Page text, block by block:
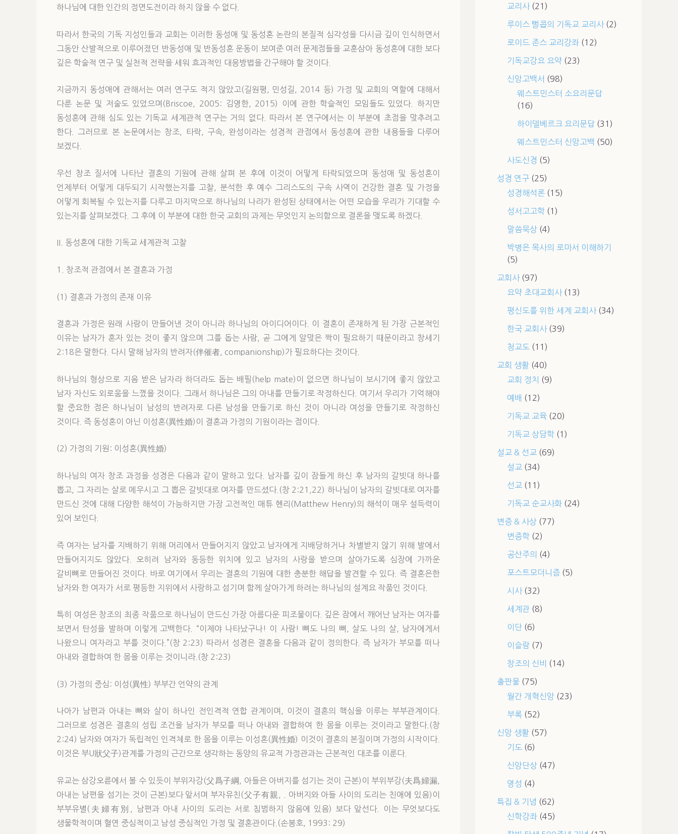
하나님에 대한 인간의 정면도전이라 하지 않을 수 없다.
따라서 한국의 기독 지성인들과 교회는 이러한 동성애 및 동성혼 논란의 본질적 심각성을 다시금 깊이 인식하면서
그동안 산발적으로 이루어졌던 반동성애 및 반동성혼 운동이 보여준 여러 문제점들을 교훈삼아 동성혼에 대한 보다
깊은 학술적 연구 및 실천적 전략을 세워 효과적인 대응방법을 간구해야 할 것이다.
지금까지 동성애에 관해서는 여러 연구도 적지 않았고(길원평, 민성길, 2014 등) 가정 및 교회의 역할에 대해서
다룬 논문 및 저술도 있었으며(Briscoe, 2005: 김영한, 2015) 이에 관한 학슬적인 모임들도 있었다. 하지만
동성혼에 관해 심도 있는 기독교 세계관적 연구는 거의 없다. 따라서 본 연구에서는 이 부분에 초점을 맞추려고
한다. 그러므로 본 논문에서는 창조, 타락, 구속, 완성이라는 성경적 관점에서 동성혼에 관한 내용들을 다루어
보겠다.
우선 창조 질서에 나타난 결혼의 기원에 관해 살펴 본 후에 이것이 어떻게 타락되었으며 동성애 및 동성혼이
언제부터 어떻게 대두되기 시작했는지를 고찰, 분석한 후 예수 그리스도의 구속 사역이 건강한 결혼 및 가정을
어떻게 회복될 수 있는지를 다루고 마지막으로 하나님의 나라가 완성된 상태에서는 어떤 모습을 우리가 기대할 수
있는지를 살펴보겠다. 그 후에 이 부분에 대한 한국 교회의 과제는 무엇인지 논의함으로 결론을 맺도록 하겠다.
II. 동성혼에 대한 기독교 세계관적 고찰
1. 창조적 관점에서 본 결혼과 가정
(1) 결혼과 가정의 존재 이유
결혼과 가정은 원래 사람이 만들어낸 것이 아니라 하나님의 아이디어이다. 이 결혼이 존재하게 된 가장 근본적인
이유는 남자가 혼자 있는 것이 좋지 않으며 그를 돕는 사람, 곧 그에게 알맞은 짝이 필요하기 때문이라고 창세기
2:18은 말한다. 다시 말해 남자의 반려자(伴催者, companionship)가 필요하다는 것이다.
하나님의 형상으로 지음 받은 남자라 하더라도 돕는 배필(help mate)이 없으면 하나님이 보시기에 좋지 않았고
남자 자신도 외로움을 느꼈을 것이다. 그래서 하나님은 그의 아내를 만들기로 작정하신다. 여기서 우리가 기억해야
할 중요한 점은 하나님이 남성의 반려자로 다른 남성을 만들기로 하신 것이 아니라 여성을 만들기로 작정하신
것이다. 즉 동성혼이 아닌 이성혼(異性婚)이 결혼과 가정의 기원이라는 점이다.
(2) 가정의 기원: 이성혼(異性婚)
하나님의 여자 창조 과정을 성경은 다음과 같이 말하고 있다. 남자를 깊이 잠들게 하신 후 남자의 갈빗대 하나를
뽑고, 그 자리는 살로 메우시고 그 뽑은 갈빗대로 여자를 만드셨다.(창 2:21,22) 하나님이 남자의 갈빗대로 여자를
만드신 것에 대해 다양한 해석이 가능하지만 가장 고전적인 매튜 헨리(Matthew Henry)의 해석이 매우 설득력이
있어 보인다.
즉 여자는 남자를 지배하기 위해 머리에서 만들어지지 않았고 남자에게 지배당하거나 차별받지 않기 위해 발에서
만들어지지도 않았다. 오히려 남자와 동등한 위치에 있고 남자의 사랑을 받으며 살아가도록 심장에 가까운
갈비뼈로 만들어진 것이다. 바로 여기에서 우리는 결혼의 기원에 대한 충분한 해답을 발견할 수 있다. 즉 결혼은한
남자와 한 여자가 서로 평등한 지위에서 사랑하고 섬기며 함께 살아가게 하려는 하나님의 설계요 작품인 것이다.
특히 여성은 창조의 최종 작품으로 하나님이 만드신 가장 아름다운 피조물이다. 깊은 잠에서 깨어난 남자는 여자를
보면서 탄성을 발하며 이렇게 고백한다. “이제야 나타났구나! 이 사람! 뼈도 나의 뼈, 살도 나의 살, 남자에게서
나왔으니 여자라고 부를 것이다.”(창 2:23) 따라서 성경은 결혼을 다음과 같이 정의한다. 즉 남자가 부모를 떠나
아내와 결합하여 한 몸을 이루는 것이니라.(창 2:23)
(3) 가정의 중심: 이성(異性) 부부간 언약의 관계
나아가 남편과 아내는 뼈와 살이 하나인 전인격적 연합 관계이며, 이것이 결혼의 핵심을 이루는 부부관계이다.
그러므로 성경은 결혼의 성립 조건을 남자가 부모를 떠나 아내와 결합하여 한 몸을 이루는 것이라고 말한다.(창
2:24) 남자와 여자가 독립적인 인격체로 한 몸을 이루는 이성혼(異性婚) 이것이 결혼의 본질이며 가정의 시작이다.
이것은 부U狀父子)관계를 가정의 근간으로 생각하는 동양의 유교적 가정관과는 근본적인 대조를 이룬다.
유교는 삼강오륜에서 볼 수 있듯이 부위자강(父爲子綱, 아들은 아버지를 섬기는 것이 근본)이 부위부강(夫爲婦漏,
아내는 남편을 섬기는 것이 근본)보다 앞서며 부자유친(父子有親, . 아버지와 아들 사이의 도리는 친애에 있음)이
부부유별(夫婦有別, 남편과 아내 사이의 도리는 서로 침범하지 않음에 있음) 보다 앞선다. 이는 무엇보다도
생물학적이며 혈연 중심적이고 남성 중심적인 가정 및 결혼관이다.(손봉호, 1993: 29)
교리사(21)
루이스 뻘콥의 기독교 교리사(2)
로이드 존스 교리강좌(12)
기독교강요 요약(23)
신앙고백서 (98)
웨스트민스터 소요리문답
(16)
하이델베르크 요리문답(31)
웨스트민스터 신앙고백 (50)
사도신경 (5)
성경 연구(25)
성경해석론(15)
성서고고학(1)
말씀묵상(4)
박병은 목사의 로마서 이해하기
(5)
교회사(97)
요약 초대교회사(13)
평신도를 위한 세계 교회사(34)
한국 교회사(39)
청교도 (11)
교회 생활(40)
교회 정치
(9)
예배 (12)
기독교 교육(20)
기독교 상담학(1)
설교 & 선교 (69)
설교 (34)
선교 (11)
기독교 순교사화(24)
변증 & 사상(77)
변증학(2)
공산주의 (4)
포스트모더니즘(5)
시사(32)
세계관(8)
이단(6)
이슬람(7)
창조의 신비 (14)
출판물(75)
월간 개혁신앙(23)
부록(52)
신앙 생활(57)
기도 (6)
신앙단상(47)
영성 (4)
특집 & 기념 (62)
신학강좌(45)